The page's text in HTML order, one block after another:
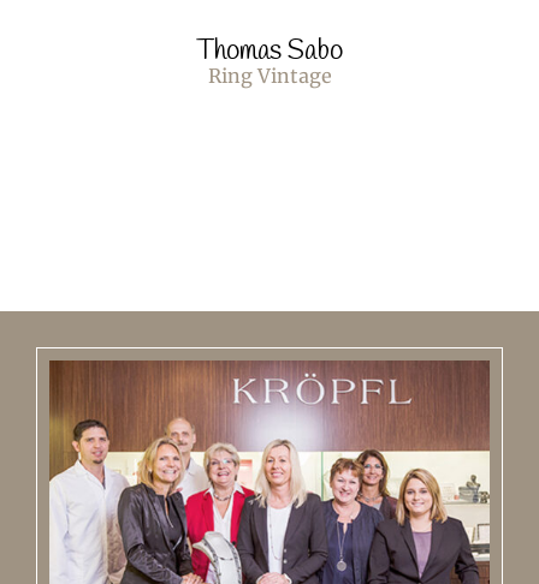
Thomas Sabo
Ring Vintage